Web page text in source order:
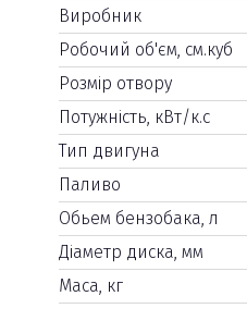
Виробник
Робочий об'єм, см.куб
Розмір отвору
Потужність, кВт/к.с
Тип двигуна
Паливо
Обьем бензобака, л
Діаметр диска, мм
Маса, кг